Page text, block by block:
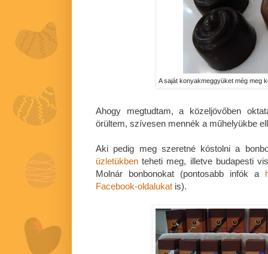
A saját konyakmeggyüket még meg
Ahogy megtudtam, a közeljövőben
örültem, szívesen mennék a műhelyükbe
Aki pedig meg szeretné kóstolni a
üzletükben teheti meg, illetve budapesti
Molnár bonbonokat (pontosabb infók a
Facebook-oldalukat is).